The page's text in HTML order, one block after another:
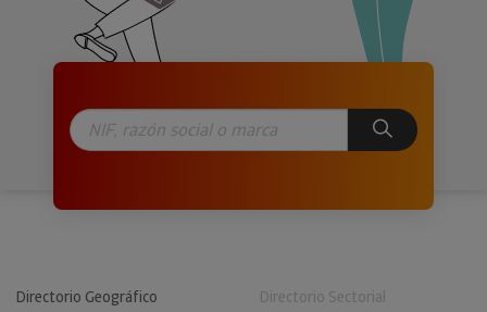
Directorio Geográfico Directorio Sectorial